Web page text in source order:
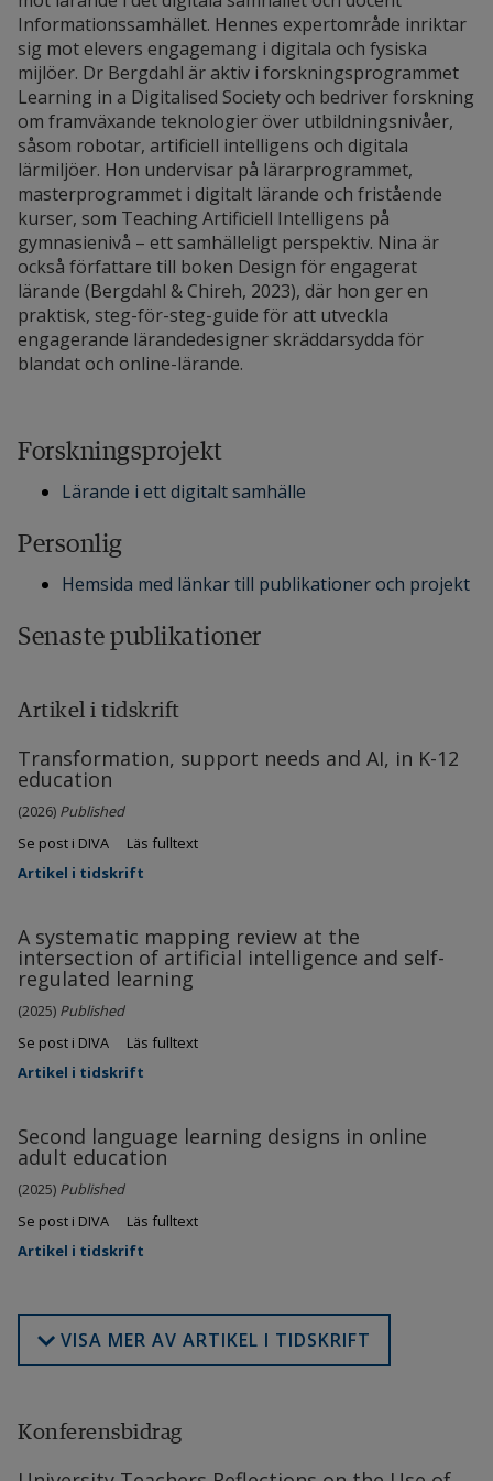
Informationssamhället. Hennes expertområde inriktar
sig mot elevers engagemang i digitala och fysiska
mijlöer. Dr Bergdahl är aktiv i forskningsprogrammet
Learning in a Digitalised Society och bedriver forskning
om framväxande teknologier över utbildningsnivåer,
såsom robotar, artificiell intelligens och digitala
lärmiljöer. Hon undervisar på lärarprogrammet,
masterprogrammet i digitalt lärande och fristående
kurser, som Teaching Artificiell Intelligens på
gymnasienivå – ett samhälleligt perspektiv. Nina är
också författare till boken Design för engagerat
lärande (Bergdahl & Chireh, 2023), där hon ger en
praktisk, steg-för-steg-guide för att utveckla
engagerande lärandedesigner skräddarsydda för
blandat och online-lärande.
Forskningsprojekt
Lärande i ett digitalt samhälle
Personlig
Hemsida med länkar till publikationer och projekt
Senaste publikationer
Artikel i tidskrift
Transformation, support needs and AI, in K-12
education
(2026) Published
Se post i DIVA
Läs fulltext
Artikel i tidskrift
A systematic mapping review at the
intersection of artificial intelligence and self-
regulated learning
(2025) Published
Se post i DIVA
Läs fulltext
Artikel i tidskrift
Second language learning designs in online
adult education
(2025) Published
Se post i DIVA
Läs fulltext
Artikel i tidskrift
VISA MER AV ARTIKEL I TIDSKRIFT
Konferensbidrag